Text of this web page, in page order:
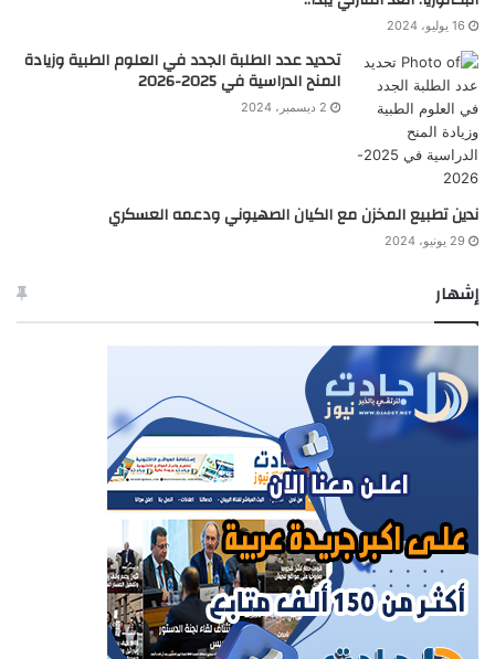
16 يوليو، 2024
تحديد عدد الطلبة الجدد في العلوم الطبية وزيادة
المنح الدراسية في 2025-2026
2 ديسمبر، 2024
ندين تطبيع المخزن مع الكيان الصهيوني ودعمه العسكري
29 يونيو، 2024
إشهار